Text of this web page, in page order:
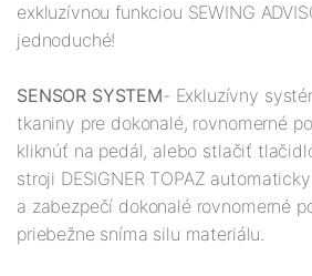
exkluzívnou funkciou SEWING
jednoduché!
SENSOR SYSTEM- Exkluzívny
tkaniny pre dokonalé, rovnomerné
kliknúť na pedál, alebo stlačiť
stroji DESIGNER TOPAZ
a zabezpečí dokonalé rovnomerné
priebežne sníma silu materiálu.